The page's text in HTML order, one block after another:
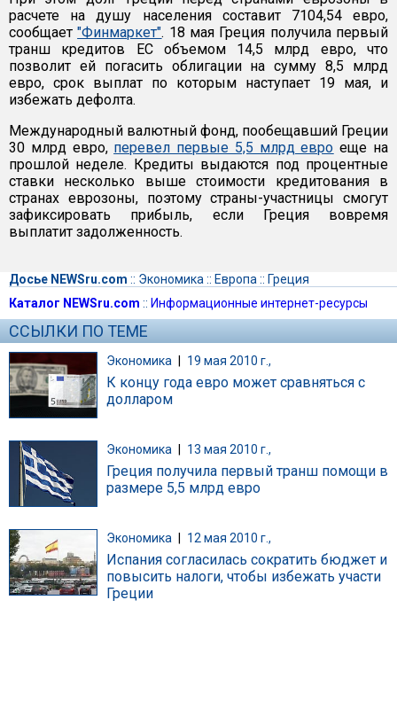
расчете на душу населения составит 7104,54 евро,
сообщает"Финмаркет". 18 мая Греция получила первый
транш кредитов ЕС объемом 14,5 млрд евро, что
позволит ей погасить облигации на сумму 8,5 млрд
евро, срок выплат по которым наступает 19 мая, и
избежать дефолта.
Международный валютный фонд, пообещавший Греции
30 млрд евро, перевел первые 5,5 млрд евро еще на
прошлой неделе. Кредиты выдаются под процентные
ставки несколько выше стоимости кредитования в
странах еврозоны, поэтому страны-участницы смогут
зафиксировать прибыль, если Греция вовремя
выплатит задолженность.
Досье NEWSru.com :: Экономика :: Европа :: Греция
Каталог NEWSru.com :: Информационные интернет-ресурсы
ССЫЛКИ ПО ТЕМЕ
Экономика | 19 мая 2010 г.,
К концу года евро может сравняться с
долларом
Экономика 13 мая 2010 г.,
Греция получила первый транш помощи в
размере 5,5 млрд евро
Экономика 12 мая 2010 г.,
Испания согласилась сократить бюджет и
повысить налоги, чтобы избежать участи
Греции